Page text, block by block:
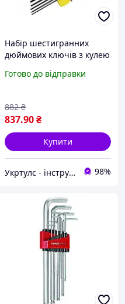
Набір шестигранних
дюймових ключів з кулею
Готово до відправки
837.90₴
882 ₴
Купити
Укртулс - інструменти та обладнання 98%